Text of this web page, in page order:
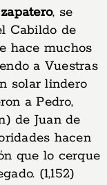
zapatero, se
Cabildo de
hace muchos
a Vuestras
solar lindero
a Pedro,
de Juan de
hacen
que lo cerque
(1,152)